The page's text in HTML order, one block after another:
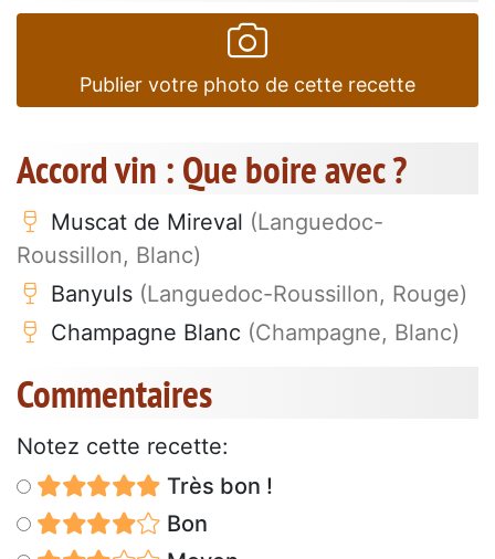
Publier votre photo de cette recette
Accord vin : Que boire avec ?
Muscat de Mireval (Languedoc-
Roussillon, Blanc)
Banyuls (Languedoc-Roussillon, Rouge)
Champagne Blanc (Champagne, Blanc)
Commentaires
Notez cette recette:
Très bon !
Bon